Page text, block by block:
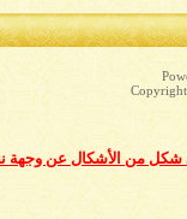
شكل من الأشكال عن وجهة